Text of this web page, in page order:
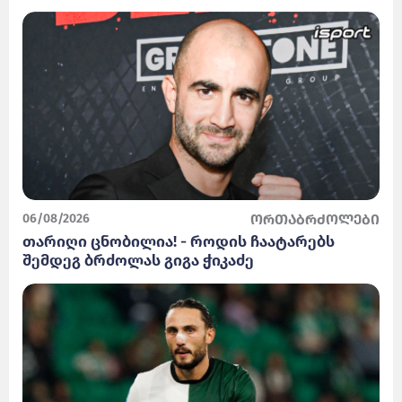
06/08/2026 ორთაბრძოლები
თარიღი ცნობილია! - როდის ჩაატარებს
შემდეგ ბრძოლას გიგა ჭიკაძე